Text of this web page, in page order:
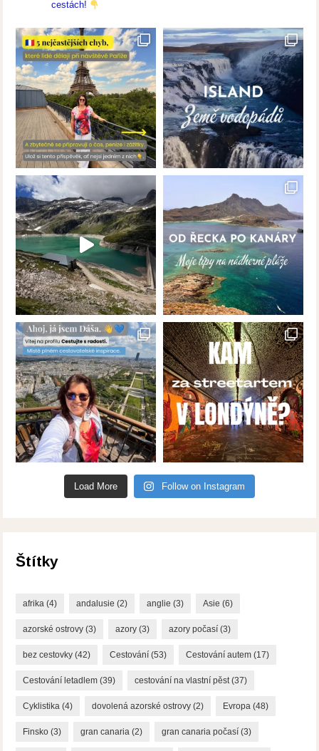
cestách!
Load More Follow on Instagram
Štítky
afrika (4) andalusie (2) anglie (3) Asie (6)
azorské ostrovy (3) azory (3) azory počasí (3)
bez cestovky (42) Cestování (53) Cestování autem (17)
Cestování letadlem (39) cestování na vlastní pěst(37)
Cyklistika (4) dovolená azorské ostrovy (2) Evropa (48)
Finsko (3) gran canaria (2) gran canaria počasí (3)